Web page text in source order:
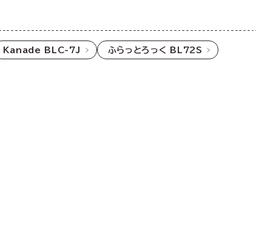
Kanade BLC-7J ふらっとろっく BL72S